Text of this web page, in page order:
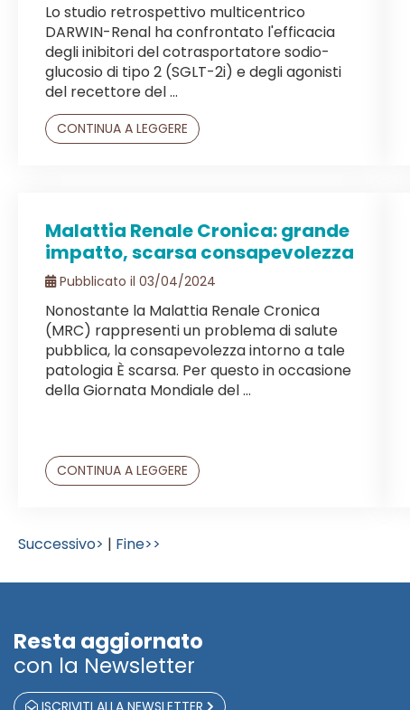
Lo studio retrospettivo multicentrico
DARWIN-Renal ha confrontato l'efficacia
degli inibitori del cotrasportatore sodio-
glucosio di tipo 2 (SGLT-2i) e degli agonisti
del recettore del ...
CONTINUA A LEGGERE
Malattia Renale Cronica: grande
impatto, scarsa consapevolezza
Pubblicato il 03/04/2024
Nonostante la Malattia Renale Cronica
(MRC) rappresenti un problema di salute
pubblica, la consapevolezza intorno a tale
patologia È scarsa. Per questo in occasione
della Giornata Mondiale del ...
CONTINUA A LEGGERE
Successivo> | Fine>>
Resta aggiornato
con la Newsletter
ISCRIVITI ALLA NEWSLETTER